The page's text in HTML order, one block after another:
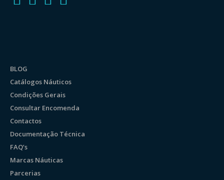
BLOG
Catálogos Náuticos
Condições Gerais
Consultar Encomenda
Contactos
Documentação Técnica
FAQ’s
Marcas Náuticas
Parcerias